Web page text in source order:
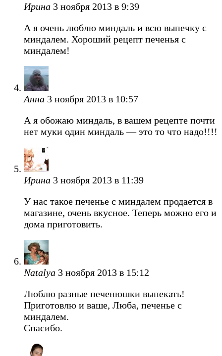
Ирина 3 ноября 2013 в 9:39
А я очень люблю миндаль и всю выпечку с
миндалем. Хороший рецепт печенья с
миндалем!
Анна 3 ноября 2013 в 10:57
А я обожаю миндаль, в вашем рецепте почти
нет муки один миндаль — это то что надо!!!!
Ирина 3 ноября 2013 в 11:39
У нас такое печенье c миндалем продается в
магазине, очень вкусное. Теперь можно его и
дома приготовить.
Natalya 3 ноября 2013 в 15:12
Люблю разные печенюшки выпекать!
Приготовлю и ваше, Люба, печенье с
миндалем.
Спасибо.